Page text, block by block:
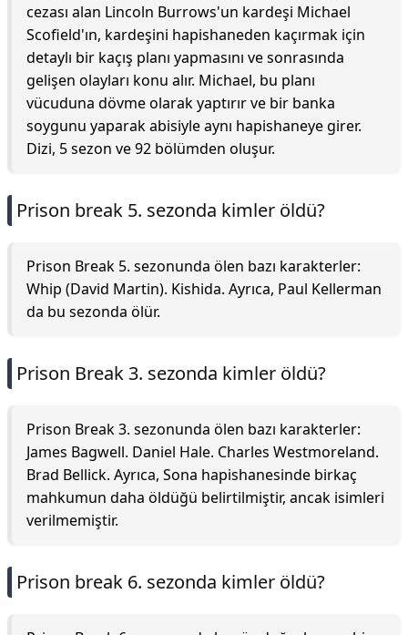
cezası alan Lincoln Burrows'un kardeşi Michael
Scofield'ın, kardeşini hapishaneden kaçırmak için
detaylı bir kaçış planı yapmasını ve sonrasında
gelişen olayları konu alır. Michael, bu planı
vücuduna dövme olarak yaptırır ve bir banka
soygunu yaparak abisiyle aynı hapishaneye girer.
Dizi, 5 sezon ve 92 bölümden oluşur.
Prison break 5. sezonda kimler öldü?
Prison Break 5. sezonunda ölen bazı karakterler:
Whip (David Martin). Kishida. Ayrıca, Paul Kellerman
da bu sezonda ölür.
Prison Break 3. sezonda kimler öldü?
Prison Break 3. sezonunda ölen bazı karakterler:
James Bagwell. Daniel Hale. Charles Westmoreland.
Brad Bellick. Ayrıca, Sona hapishanesinde birkaç
mahkumun daha öldüğü belirtilmiştir, ancak isimleri
verilmemiştir.
Prison break 6. sezonda kimler öldü?